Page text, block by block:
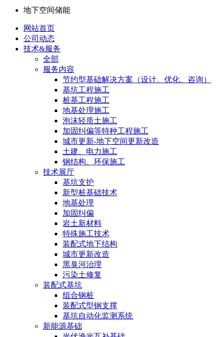
地下空间储能
网站首页
公司动态
技术&服务
全部
服务内容
节约型基础解决方案（设计、优化、咨询）
基坑工程施工
桩基工程施工
地基处理施工
泡沫轻质土施工
加固纠偏等特种工程施工
城市更新-地下空间更新改造
土建、电力施工
钢结构、环保施工
技术展厅
基坑支护
新型桩基础技术
地基处理
加固纠偏
岩土新材料
特殊施工技术
装配式地下结构
城市更新改造
黑臭河治理
污染土修复
装配式基坑
组合钢桩
装配式型钢支撑
基坑自动化监测系统
新能源基础